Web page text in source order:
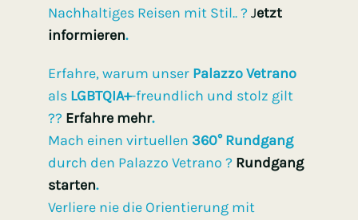
Nachhaltiges Reisen mit Stil.. ?Jetzt
informieren.
Erfahre, warum unser Palazzo Vetrano
als LGBTQIA+-freundlich und stolz gilt
?️‍? Erfahre mehr.
Mach einen virtuellen 360° Rundgang
durch den Palazzo Vetrano ? Rundgang
starten.
Verliere nie die Orientierung mit